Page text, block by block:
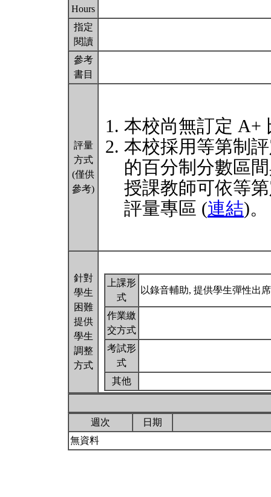
Hours
指定
閱讀
參考
書目
評量
方式
(僅供
參考)
本校尚無訂定 A+
本校採用等第制
的百分制分數區
授課教師可依等
評量專區 (連結)。
針對
學生
困難
提供
學生
調整
方式
上課形
式
以錄音輔助, 提供學生彈性出
作業繳
交方式
考試形
式
其他
週次
日期
無資料